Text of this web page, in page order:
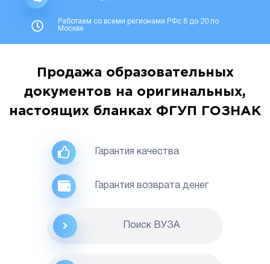
Работаем со всеми регионами РФс 8 до 20 по
Москве
Продажа образовательных
документов на оригинальных,
настоящих бланках ФГУП ГОЗНАК
Гарантия качества
Гарантия возврата денег
Поиск ВУЗА